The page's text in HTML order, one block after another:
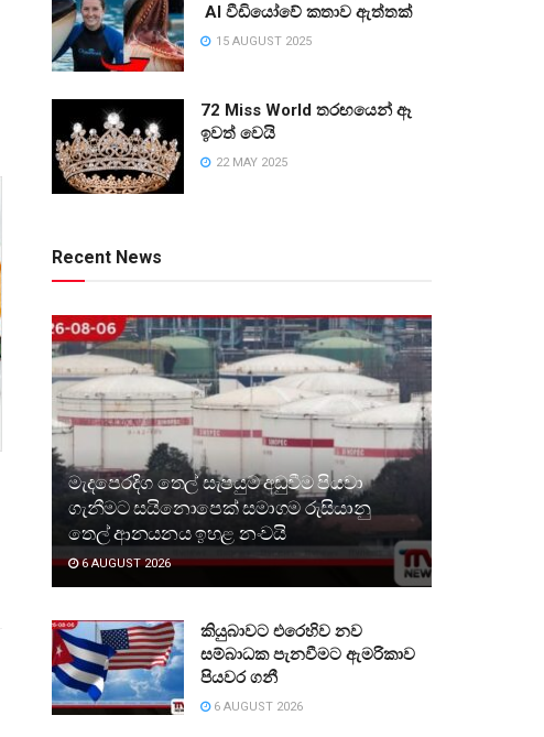
AI වීඩියෝවේ කතාව ඇත්තක්
15 AUGUST 2025
72 Miss World තරඟයෙන් ඈ
ඉවත් වෙයි
22 MAY 2025
Recent News
මැදපෙරදිග තෙල් සැපයුම අඩුවීම පියවා
ගැනීමට සයිනොපෙක් සමාගම රුසියානු
තෙල් ආනයනය ඉහළ නංවයි
6 AUGUST 2026
කියුබාවට එරෙහිව නව
සම්බාධක පැනවීමට ඇමරිකාව
පියවර ගනී
6 AUGUST 2026